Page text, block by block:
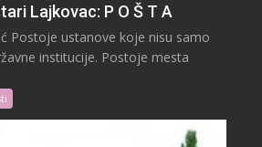
Lajkovac: P O Š T A
Postoje ustanove koje nisu samo
institucije. Postoje mesta